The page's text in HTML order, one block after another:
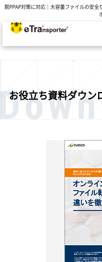
脱PPAP対策に対応｜大容量ファイルの安
お役立ち資料ダウン